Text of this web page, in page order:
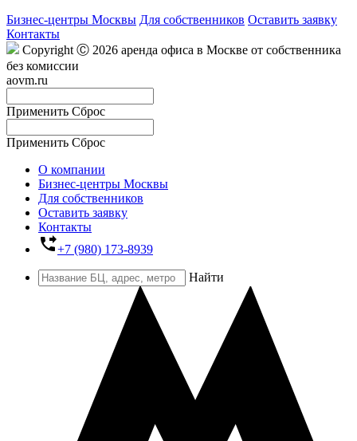
Бизнес-центры Москвы Для собственников Оставить заявку
Контакты
Copyright Ⓒ 2026 аренда офиса в Москве от собственника
без комиссии
aovm.ru
Применить Сброс
Применить Сброс
О компании
Бизнес-центры Москвы
Для собственников
Оставить заявку
Контакты
phone_forwarded+7 (980) 173-8939
Найти